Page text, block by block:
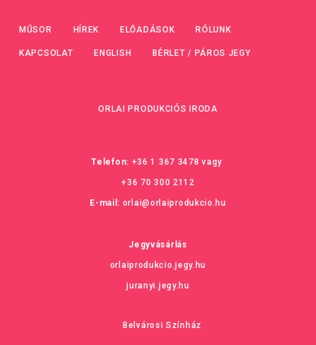
MŰSOR HÍREK ELŐADÁSOK RÓLUNK
KAPCSOLAT ENGLISH BÉRLET / PÁROS JEGY
ORLAI PRODUKCIÓS IRODA
Telefon: +36 1 367 3478 vagy
+36 70 300 2112
E-mail: orlai@orlaiprodukcio.hu
Jegyvásárlás
orlaiprodukcio.jegy.hu
juranyi.jegy.hu
Belvárosi Színház